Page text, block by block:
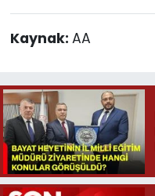
Kaynak: AA